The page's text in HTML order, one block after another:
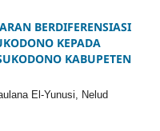
BERDIFERENSIASI
KEPADA
KABUPETEN
El-Yunusi, Nelud